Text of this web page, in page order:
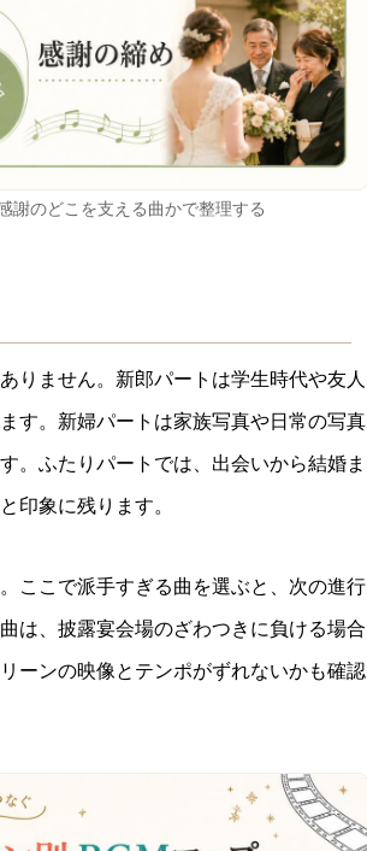
謝のどこを支える曲かで整理する
りません。新郎パートは学生時代や友人
す。新婦パートは家族写真や日常の写真
。ふたりパートでは、出会いから結婚ま
印象に残ります。
ここで派手すぎる曲を選ぶと、次の進行
は、披露宴会場のざわつきに負ける場合
ーンの映像とテンポがずれないかも確認